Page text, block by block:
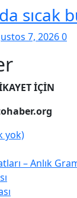
sıcak
7, 20260
İÇİN
yok)
– Anlık